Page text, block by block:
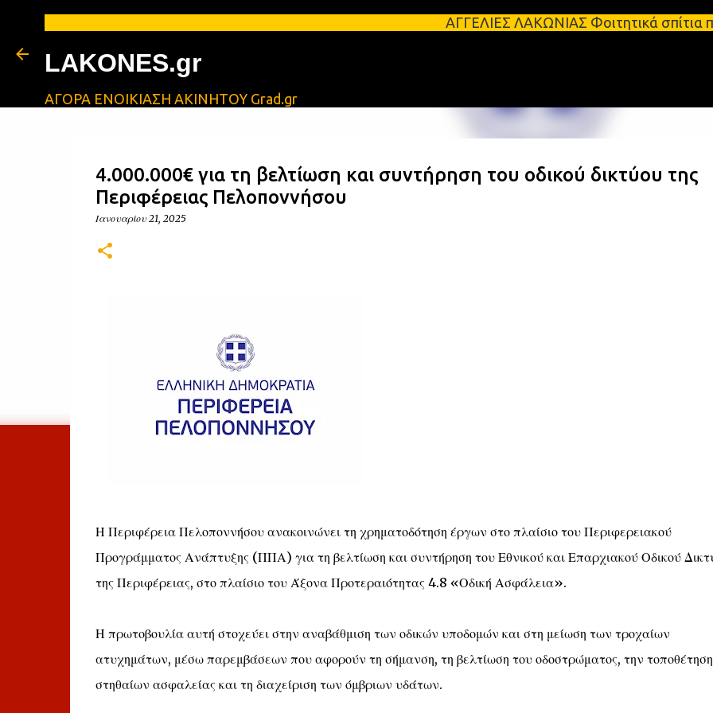
Μετάβαση στο κύριο περιεχόμενο
ΑΓΓΕΛΙΕΣ ΛΑΚΩΝΙΑΣ Φοιτητικά σπίτια προς
LAKONES.gr
ΑΓΟΡΑ ΕΝΟΙΚΙΑΣΗ ΑΚΙΝΗΤΟΥ Grad.gr
4.000.000€ για τη βελτίωση και συντήρηση του οδικού δικτύου της
Περιφέρειας Πελοποννήσου
Ιανουαρίου 21, 2025
Η Περιφέρεια Πελοποννήσου ανακοινώνει τη χρηματοδότηση έργων στο πλαίσιο του Περιφερειακού
Προγράμματος Ανάπτυξης (ΠΠΑ) για τη βελτίωση και συντήρηση του Εθνικού και Επαρχιακού Οδικού
της Περιφέρειας, στο πλαίσιο του Άξονα Προτεραιότητας 4.8 «Οδική Ασφάλεια».
Η πρωτοβουλία αυτή στοχεύει στην αναβάθμιση των οδικών υποδομών και στη μείωση των τροχαίων
ατυχημάτων, μέσω παρεμβάσεων που αφορούν τη σήμανση, τη βελτίωση του οδοστρώματος, την τοποθέτηση
στηθαίων ασφαλείας και τη διαχείριση των όμβριων υδάτων.